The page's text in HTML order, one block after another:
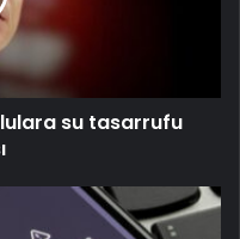
su tasarrufu